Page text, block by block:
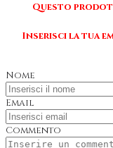
Questo
Inserisci la tua
Nome
Email
Commento